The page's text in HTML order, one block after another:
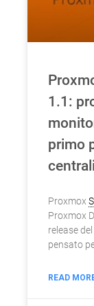
1.1:
primo
Proxmox
Proxmox
release
pensato
READ